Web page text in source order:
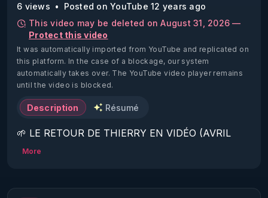
6 views
Posted on YouTube 12 years ago
This video may be deleted on August 31, 2026 —
Protect this video
It was automatically imported from YouTube and replicated on
this platform. In the case of a blockage, our system
automatically takes over. The YouTube video player remains
until the video is blocked.
Description Résumé
🌱 LE RETOUR DE THIERRY EN VIDÉO (AVRIL
2022)!
https://www.rgnr.fr/presentation.html
More